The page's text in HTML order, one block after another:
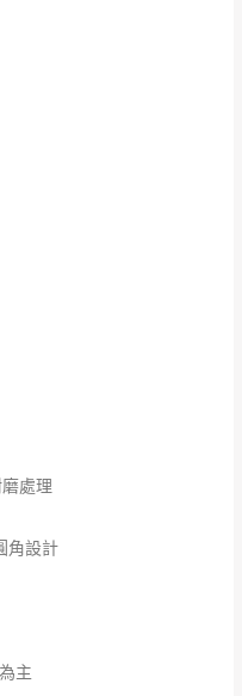
處理
角設計
主